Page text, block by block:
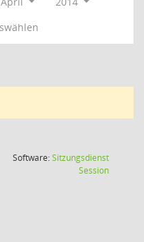
Software:Sitzungsdienst
Session(Wird in